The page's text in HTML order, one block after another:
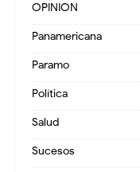
OPINION
Panamericana
Paramo
Política
Salud
Sucesos